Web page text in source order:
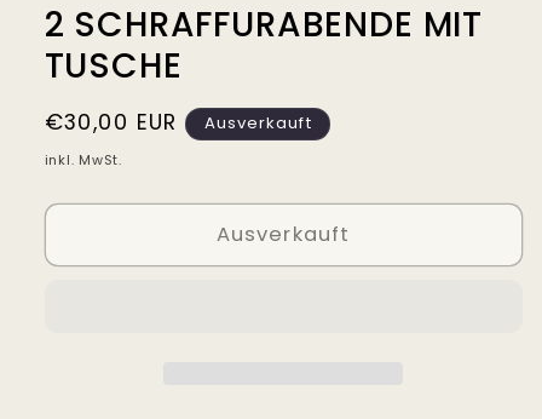
öffnen2 SCHRAFFURABENDE MIT
TUSCHE
Normaler
Preis
€30,00 EUR Ausverkauft
inkl. MwSt.
Ausverkauft